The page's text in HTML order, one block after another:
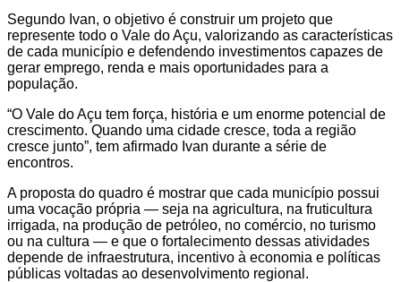
Segundo Ivan, o objetivo é construir um projeto que
represente todo o Vale do Açu, valorizando as características
de cada município e defendendo investimentos capazes de
gerar emprego, renda e mais oportunidades para a
população.
“O Vale do Açu tem força, história e um enorme potencial de
crescimento. Quando uma cidade cresce, toda a região
cresce junto”, tem afirmado Ivan durante a série de
encontros.
A proposta do quadro é mostrar que cada município possui
uma vocação própria — seja na agricultura, na fruticultura
irrigada, na produção de petróleo, no comércio, no turismo
ou na cultura — e que o fortalecimento dessas atividades
depende de infraestrutura, incentivo à economia e políticas
públicas voltadas ao desenvolvimento regional.